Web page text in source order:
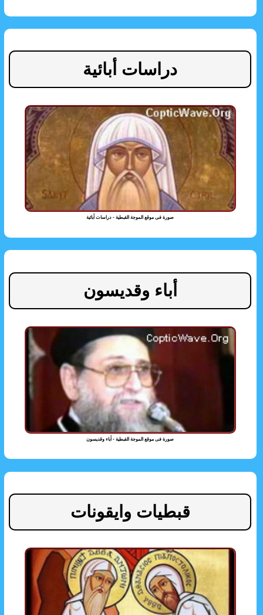
دراسات أبائية
صورة فى موقع الموجة القبطية - دراسات أبائية
أباء وقديسون
صورة فى موقع الموجة القبطية - أباء وقديسون
قبطيات وايقونات